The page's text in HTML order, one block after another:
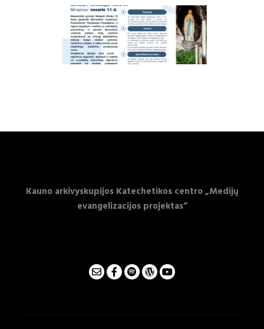
Kauno arkivyskupijos Katechetikos centro„Medijų
evangelizacijos projektas“